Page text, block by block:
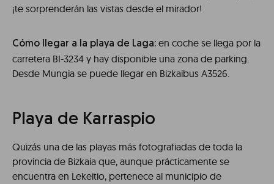
¡te sorprenderán las vistas desde el mirador!
Cómo llegar a la playa de Laga: en coche se llega por la
carretera BI-3234 y hay disponible una zona de parking.
Desde Mungia se puede llegar en Bizkaibus A3526.
Playa de Karraspio
Quizás una de las playas más fotografiadas de toda la
provincia de Bizkaia que, aunque prácticamente se
encuentra en Lekeitio, pertenece al municipio de